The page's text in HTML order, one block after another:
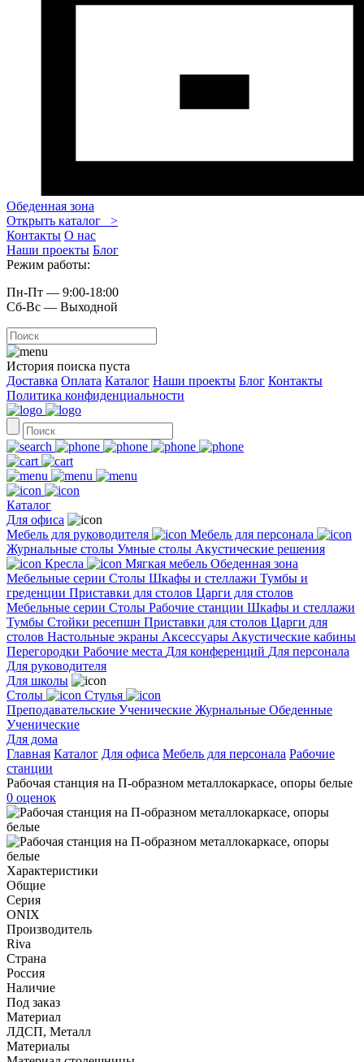
Обеденная зона
Открыть каталог >
Контакты О нас
Наши проекты Блог
Режим работы:
Пн-Пт — 9:00-18:00
Сб-Вс — Выходной
История поиска пуста
Доставка Оплата Каталог Наши проекты Блог Контакты
Политика конфиденциальности
Каталог
Для офиса
Мебель для руководителя
Мебель для персонала
Журнальные столы Умные столы Акустические решения
Кресла
Мягкая мебель Обеденная зона
Мебельные серии Столы Шкафы и стеллажи Тумбы и
греденции Приставки для столов Царги для столов
Мебельные серии Столы Рабочие станции Шкафы и стеллажи
Тумбы Стойки ресепшн Приставки для столов Царги для
столов Настольные экраны Аксессуары Акустические кабины
Перегородки Рабочие места Для конференций Для персонала
Для руководителя
Для школы
Столы
Стулья
Преподавательские Ученические Журнальные Обеденные
Ученические
Для дома
Главная Каталог Для офиса Мебель для персонала Рабочие
станции
Рабочая станция на П-образном металлокаркасе, опоры белые
0 оценок
Характеристики
Общие
Серия
ONIX
Производитель
Riva
Страна
Россия
Наличие
Под заказ
Материал
ЛДСП, Металл
Материалы